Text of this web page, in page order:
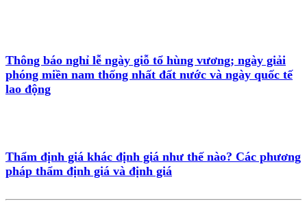
Thông báo nghỉ lễ ngày giỗ tổ hùng vương; ngày giải
phóng miền nam thống nhất đất nước và ngày quốc tế
lao động
Thẩm định giá khác định giá như thế nào? Các phương
pháp thẩm định giá và định giá